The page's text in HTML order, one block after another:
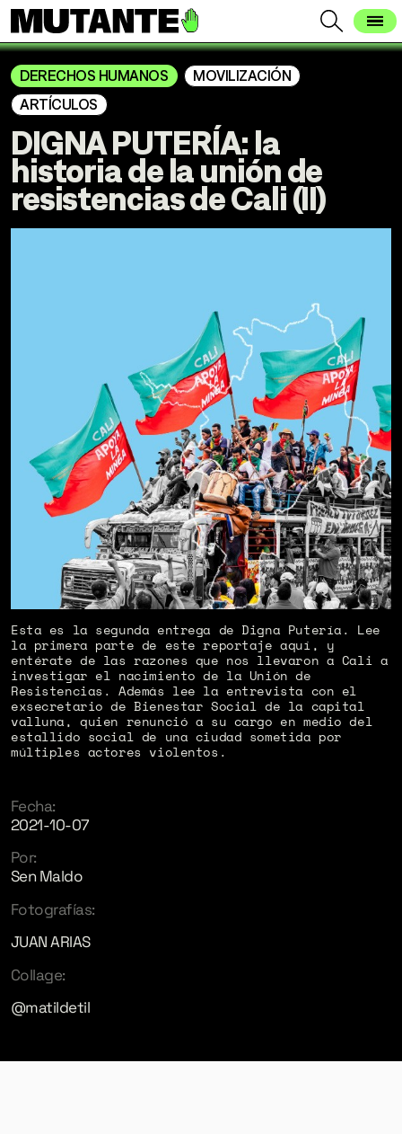
DERECHOS HUMANOS
MOVILIZACIÓN
ARTÍCULOS
DIGNA PUTERÍA: la
historia de la unión de
resistencias de Cali (II)
Esta es la segunda entrega de Digna Putería. Lee
la primera parte de este reportajeaquí , y
entérate de las razones que nos llevaron a Cali a
investigar el nacimiento de la Unión de
Resistencias. Además lee la entrevista con el
exsecretario de Bienestar Social de la capital
valluna, quien renunció a su cargo en medio del
estallido social de una ciudad sometida por
múltiples actores violentos.
Fecha:
2021-10-07
Por:
Sen Maldo
Fotografías:
JUAN ARIAS
Collage:
@matildetil